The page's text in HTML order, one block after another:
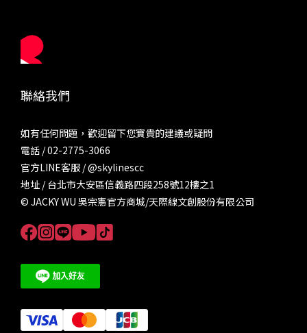
聯絡我們
如有任何問題，歡迎留下您寶貴的建議或疑問
電話 / 02-2775-3066
官方LINE客服 /@skylinescc
地址 / 台北市大安區信義路四段258號12樓之1
© JACKY WU 吳宗憲官方商城/天際線文創股份有限公司